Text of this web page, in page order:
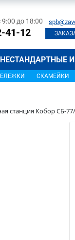
до 18:00
41-12
НЕСТАНДАРТНЫЕ
СКАМЕЙКИ
станция Кобор СБ-